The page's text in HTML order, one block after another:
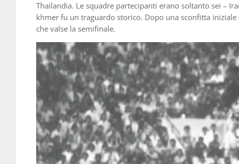
Thailandia. Le squadre partecipanti erano soltanto sei –
khmer fu un traguardo storico. Dopo una sconfitta
che valse la semifinale.